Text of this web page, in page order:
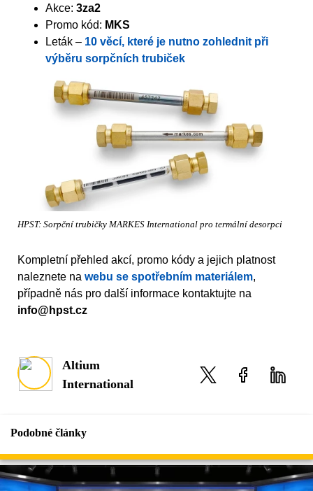
Akce: 3za2
Promo kód: MKS
Leták – 10 věcí, které je nutno zohlednit při
výběru sorpčních trubiček
HPST: Sorpční trubičky MARKES International pro termální desorpci
Kompletní přehled akcí, promo kódy a jejich platnost
naleznete na webu se spotřebním materiálem,
případně nás pro další informace kontaktujte na
info@hpst.cz
Altium
International
Podobné články